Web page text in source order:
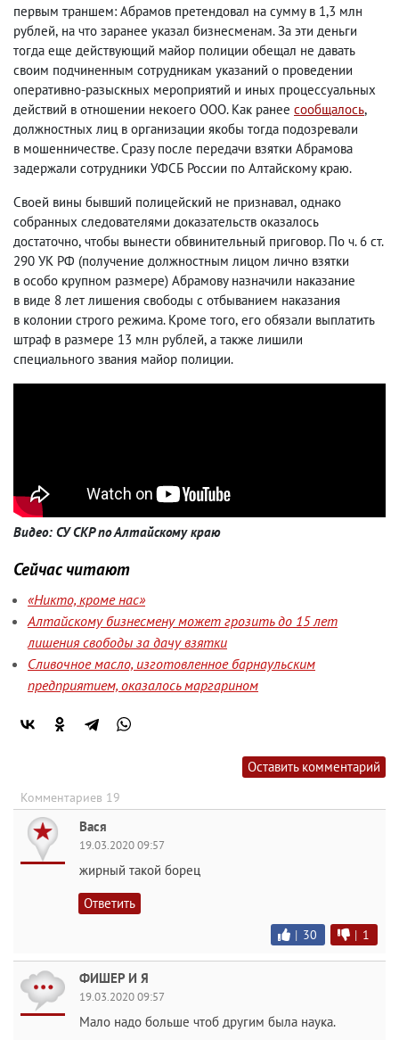
первым траншем: Абрамов претендовал на сумму в 1,3 млн
рублей, на что заранее указал бизнесменам. За эти деньги
тогда еще действующий майор полиции обещал не давать
своим подчиненным сотрудникам указаний о проведении
оперативно-разыскных мероприятий и иных процессуальных
действий в отношении некоего ООО. Как ранее сообщалось,
должностных лиц в организации якобы тогда подозревали
в мошенничестве. Сразу после передачи взятки Абрамова
задержали сотрудники УФСБ России по Алтайскому краю.
Своей вины бывший полицейский не признавал, однако
собранных следователями доказательств оказалось
достаточно, чтобы вынести обвинительный приговор. По ч. 6 ст.
290 УК РФ (получение должностным лицом лично взятки
в особо крупном размере) Абрамову назначили наказание
в виде 8 лет лишения свободы с отбыванием наказания
в колонии строго режима. Кроме того, его обязали выплатить
штраф в размере 13 млн рублей, а также лишили
специального звания майор полиции.
Видео: СУ СКР по Алтайскому краю
Сейчас читают
«Никто, кроме нас»
Алтайскому бизнесмену может грозить до 15 лет
лишения свободы за дачу взятки
Сливочное масло, изготовленное барнаульским
предприятием, оказалось маргарином
Оставить комментарий
Комментариев 19
Вася
19.03.2020 09:57
жирный такой борец
Ответить
| 30 | 1
ФИШЕР И Я
19.03.2020 09:57
Мало надо больше чтоб другим была наука.